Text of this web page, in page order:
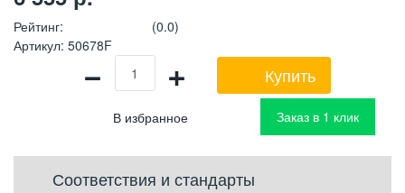
Рейтинг:
(0.0)
Артикул: 50678F
− + Купить
Заказ в 1 клик
Соответствия и стандарты